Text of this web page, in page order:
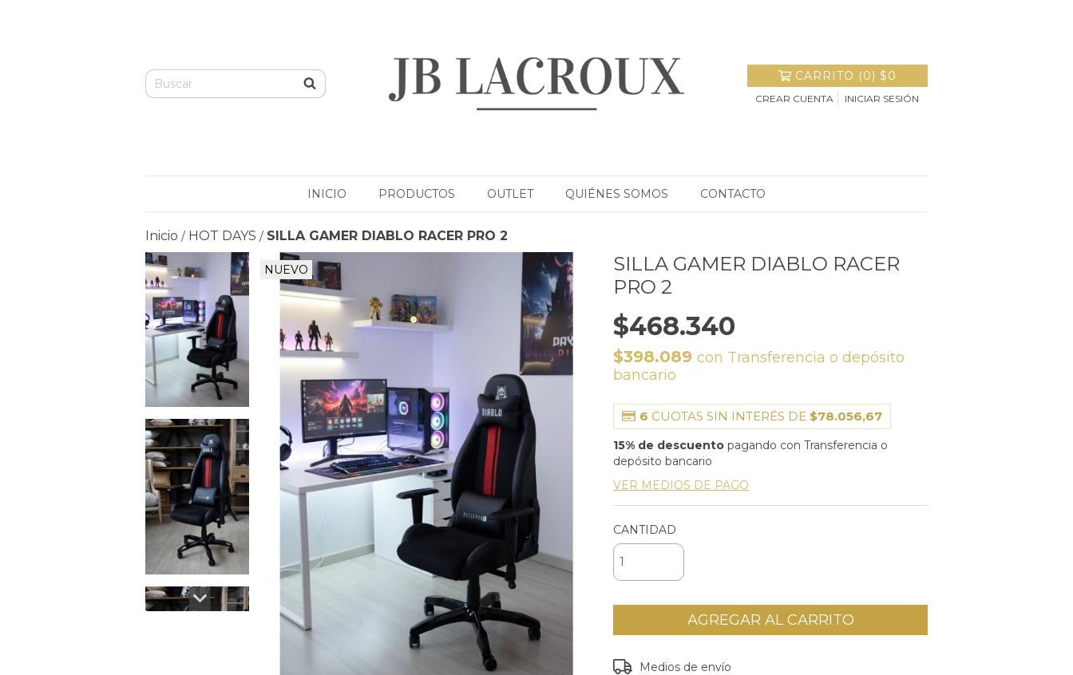
CARRITO (0) $0
CREAR CUENTA INICIAR SESIÓN
INICIO PRODUCTOS OUTLET QUIÉNES SOMOS CONTACTO
Inicio / HOT DAYS / SILLA GAMER DIABLO RACER PRO 2
NUEVO
SILLA GAMER DIABLO RACER
PRO 2
$468.340
$398.089con Transferencia o depósito
bancario
6 CUOTAS SIN INTERÉS DE $78.056,67
15% de descuento pagando con Transferencia o
depósito bancario
VER MEDIOS DE PAGO
CANTIDAD
Entregas para el CP:
Medios de envío